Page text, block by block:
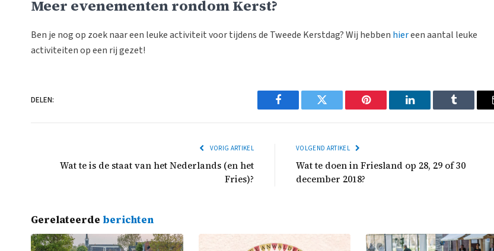
Meer evenementen rondom Kerst?
Ben je nog op zoek naar een leuke activiteit voor tijdens de Tweede Kerstdag? Wij hebben hiereen aantal leuke
activiteiten op een rij gezet!
DELEN:
Facebook Twitter Pinterest LinkedIn Tumblr
VORIG ARTIKEL
Wat te is de staat van het Nederlands (en het
Fries)?
VOLGEND ARTIKEL
Wat te doen in Friesland op 28, 29 of 30
december 2018?
Gerelateerde berichten